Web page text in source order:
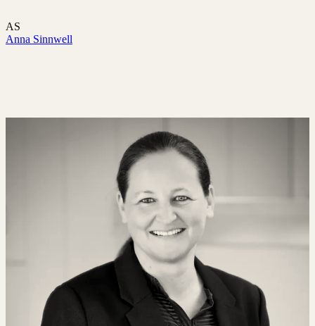
AS
Anna Sinnwell